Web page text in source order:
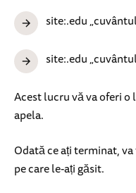
site:.edu
site:.edu
Acest lucru vă va oferi o
apela.
Odată ce ați terminat,
pe care le-ați găsit.